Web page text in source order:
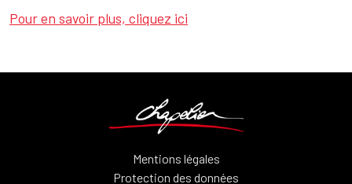
Texte
Pour en savoir plus, cliquez ici
Mentions légales
Protection des données